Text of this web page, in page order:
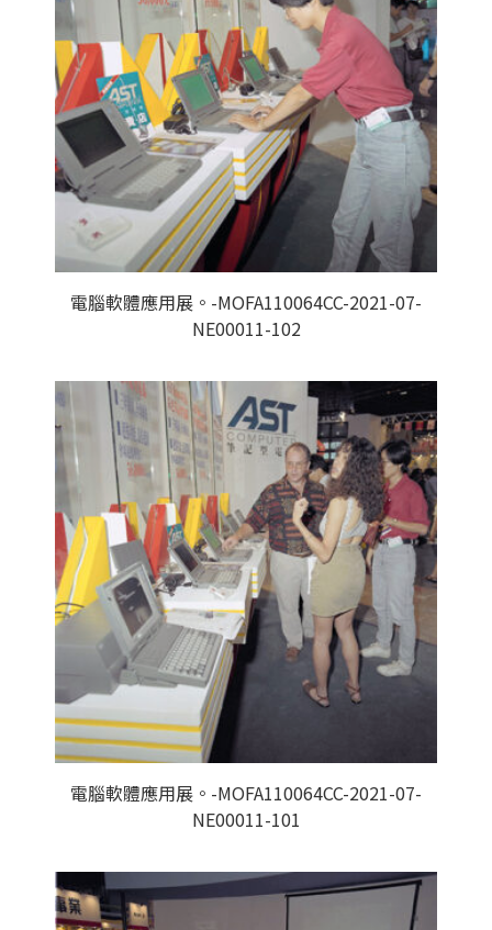
電腦軟體應用展。-MOFA110064CC-2021-07-
NE00011-102
電腦軟體應用展。-MOFA110064CC-2021-07-
NE00011-101